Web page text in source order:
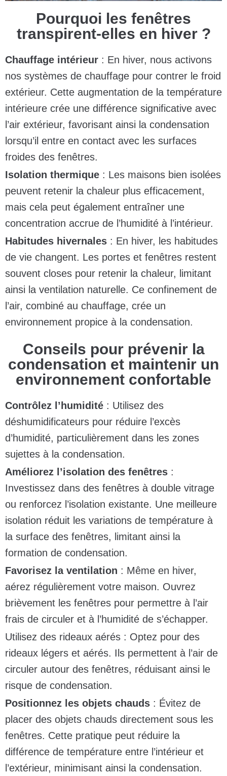
Pourquoi les fenêtres
transpirent-elles en hiver ?
Chauffage intérieur : En hiver, nous activons
nos systèmes de chauffage pour contrer le froid
extérieur. Cette augmentation de la température
intérieure crée une différence significative avec
l’air extérieur, favorisant ainsi la condensation
lorsqu’il entre en contact avec les surfaces
froides des fenêtres.
Isolation thermique : Les maisons bien isolées
peuvent retenir la chaleur plus efficacement,
mais cela peut également entraîner une
concentration accrue de l’humidité à l’intérieur.
Habitudes hivernales : En hiver, les habitudes
de vie changent. Les portes et fenêtres restent
souvent closes pour retenir la chaleur, limitant
ainsi la ventilation naturelle. Ce confinement de
l’air, combiné au chauffage, crée un
environnement propice à la condensation.
Conseils pour prévenir la
condensation et maintenir un
environnement confortable
Contrôlez l’humidité : Utilisez des
déshumidificateurs pour réduire l’excès
d’humidité, particulièrement dans les zones
sujettes à la condensation.
Améliorez l’isolation des fenêtres :
Investissez dans des fenêtres à double vitrage
ou renforcez l’isolation existante. Une meilleure
isolation réduit les variations de température à
la surface des fenêtres, limitant ainsi la
formation de condensation.
Favorisez la ventilation : Même en hiver,
aérez régulièrement votre maison. Ouvrez
brièvement les fenêtres pour permettre à l’air
frais de circuler et à l’humidité de s’échapper.
Utilisez des rideaux aérés : Optez pour des
rideaux légers et aérés. Ils permettent à l’air de
circuler autour des fenêtres, réduisant ainsi le
risque de condensation.
Positionnez les objets chauds : Évitez de
placer des objets chauds directement sous les
fenêtres. Cette pratique peut réduire la
différence de température entre l’intérieur et
l’extérieur, minimisant ainsi la condensation.